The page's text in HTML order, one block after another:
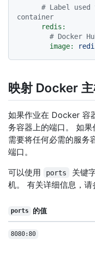
# Label
container
redis:
# Docker
image:
映射 Docker
如果作业在 Docker 容
务容器上的端口。 如
需要将任何必需的服务
端口。
可以使用
ports
关键
机。 有关详细信息，请
ports 的值
8080:80